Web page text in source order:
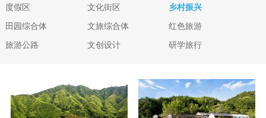
度假区 文化街区 乡村振兴
田园综合体 文旅综合体 红色旅游
旅游公路 文创设计 研学旅行